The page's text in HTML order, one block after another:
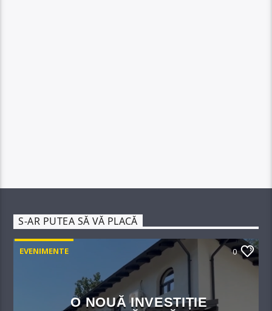
S-AR PUTEA SĂ VĂ PLACĂ
EVENIMENTE 0
O NOUĂ INVESTIȚIE